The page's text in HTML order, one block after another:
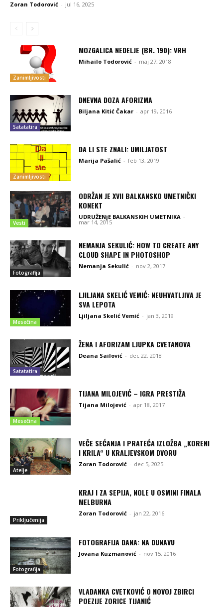
Zoran Todorović - jul 16, 2025
Zanimljivosti
MOZGALICA NEDELJE (BR. 190): VRH
Mihailo Todorović - maj 27, 2018
Satatatira
DNEVNA DOZA AFORIZMA
Biljana Kitić Čakar - apr 19, 2016
Zanimljivosti
DA LI STE ZNALI: UMILJATOST
Marija Pašalić - feb 13, 2019
Vesti
ODRŽAN JE XVII BALKANSKO UMETNIČKI
KONEKT
UDRUŽENjE BALKANSKIH UMETNIKA -
mar 14, 2015
Fotografija
NEMANJA SEKULIĆ: HOW TO CREATE ANY
CLOUD SHAPE IN PHOTOSHOP
Nemanja Sekulić - nov 2, 2017
Mesečina
LJILJANA SKELIĆ VEMIĆ: NEUHVATLJIVA JE
SVA LEPOTA
Ljiljana Skelić Vemić - jan 3, 2019
Satatatira
ŽENA I AFORIZAM LJUPKA CVETANOVA
Deana Sailović - dec 22, 2018
Mesečina
TIJANA MILOJEVIĆ – IGRA PRESTIŽA
Tijana Milojević - apr 18, 2017
Atelje
VEČE SEĆANJA I PRATEĆA IZLOŽBA „KORENI
I KRILA“ U KRALJEVSKOM DVORU
Zoran Todorović - dec 5, 2025
Priključenija
KRAJ I ZA SEPIJA, NOLE U OSMINI FINALA
MELBURNA
Zoran Todorović - jan 22, 2016
Fotografija
FOTOGRAFIJA DANA: NA DUNAVU
Jovana Kuzmanović - nov 15, 2016
VLADANKA CVETKOVIĆ O NOVOJ ZBIRCI
POEZIJE ZORICE TIJANIĆ